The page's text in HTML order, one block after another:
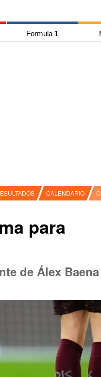
Formula 1
CALENDARIO
para
de Álex